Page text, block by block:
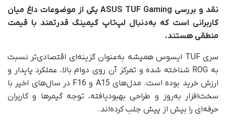
نقد و بررسی ASUS TUF Gaming یکی از موضوعات داغ میان
کاربرانی است که به‌دنبال لپ‌تاپ گیمینگ قدرتمند با قیمت
منطقی هستند.
سری TUF ایسوس همیشه به‌عنوان گزینه‌ای اقتصادی‌تر نسبت
به ROG شناخته شده و تمرکز آن روی دوام بالا، عملکرد پایدار و
ارزش خرید بوده است. مدل‌های A15 و F16 در سال‌های اخیر با
سخت‌افزار به‌روز و طراحی بهبودیافته، توجه گیمرها و کاربران
حرفه‌ای را بیش از پیش جلب کرده‌اند.